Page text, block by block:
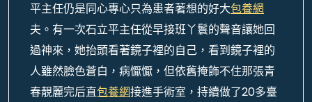
平主任仍是同心專心只為患者著想的好大包養網
夫。 有一次石立平主任從早接班丫鬟的聲音讓她回
過神來，她抬頭看著鏡子裡的自己，看到鏡子裡的
人雖然臉色蒼白，病懨懨，但依舊掩飾不住那張青
春靚麗完后直包養網接進手術室，持續做了20多臺